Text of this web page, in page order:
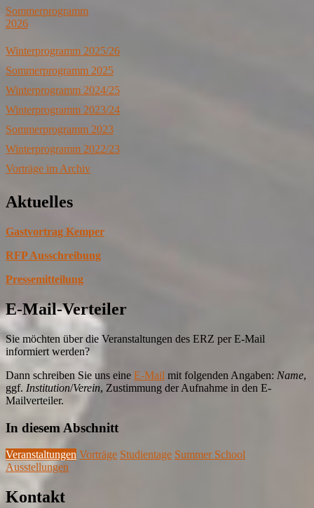
Sommerprogramm
2026
Winterprogramm 2025/26
Sommerprogramm 2025
Winterprogramm 2024/25
Winterprogramm 2023/24
Sommerprogramm 2023
Winterprogramm 2022/23
Vorträge im Archiv
Aktuelles
Gastvortrag Kemper
RFP Ausschreibung
Pressemitteilung
E-Mail-Verteiler
Sie möchten über die Veranstaltungen des ERZ per E-Mail
informiert werden?
Dann schreiben Sie uns eine E-Mail mit folgenden Angaben: Name,
ggf. Institution/Verein, Zustimmung der Aufnahme in den E-
Mailverteiler.
In diesem Abschnitt
Veranstaltungen Vorträge Studientage Summer School
Ausstellungen
Kontakt